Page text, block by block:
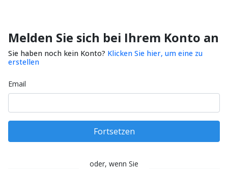
Melden Sie sich bei Ihrem Konto an
Sie haben noch kein Konto? Klicken Sie hier, um eine zu
erstellen
Email
Fortsetzen
oder, wenn Sie